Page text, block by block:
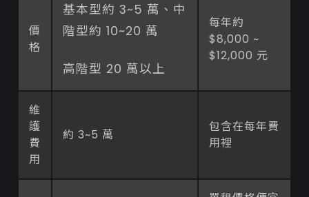
價
格
基本型約 3~5 萬、中
階型約 10~20 萬
高階型 20 萬以上
每年約
$8,000 ~
$12,000 元
維
護
費
用
約 3~5 萬
包含在每年費
用裡